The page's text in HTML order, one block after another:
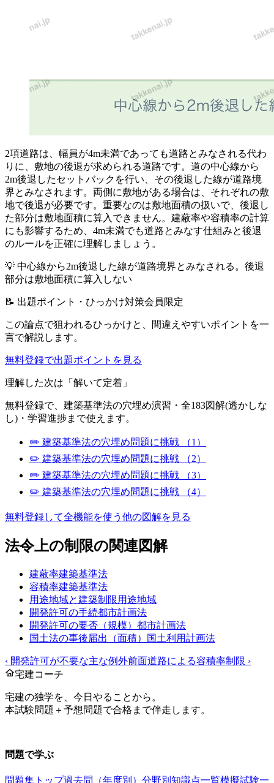
2項道路は、幅員が4m未満であっても道路とみなされる代わ
りに、敷地の後退が求められる道路です。道の中心線から
2m後退したセットバックを行い、その後退した線が道路境
界とみなされます。両側に敷地がある場合は、それぞれの敷
地で後退が必要です。重要なのは敷地面積の扱いで、後退し
た部分は敷地面積に算入できません。建蔽率や容積率の計算
にも影響するため、4m未満でも道路とみなす仕組みと後退
のルールを正確に理解しましょう。
💡 中心線から2m後退した線が道路境界とみなされる。後退
部分は敷地面積に算入しない
📝 出題ポイント・ひっかけ対策会員限定
この論点で狙われるひっかけと、間違えやすいポイントを一
言で解説します。
無料登録で出題ポイントを見る
理解した次は「解いて定着」
無料登録で、 建築基準法の穴埋め演習・全183図解(透かしな
し)・学習進捗まで使えます。
✏️ 建築基準法の穴埋め問題に挑戦
（1）
✏️ 建築基準法の穴埋め問題に挑戦
（2）
✏️ 建築基準法の穴埋め問題に挑戦
（3）
✏️ 建築基準法の穴埋め問題に挑戦 （4）
無料登録して全機能を使う 他の図解を見る
法令上の制限の関連図解
建蔽率建築基準法
容積率建築基準法
用途地域と建築制限用途地域
開発許可の手続都市計画法
開発許可の要否（規模） 都市計画法
国土法の事後届出（面積）
国土利用計画法
‹ 開発許可が不要な主な例外前面道路による容積率制限 ›
宅建コーチ
宅建の独学を、今日やることから。
本試験問題＋予想問題で合格まで伴走します。
問題で学ぶ
問題集トップ過去問（年度別） 分野別 知識点一覧模擬試験一